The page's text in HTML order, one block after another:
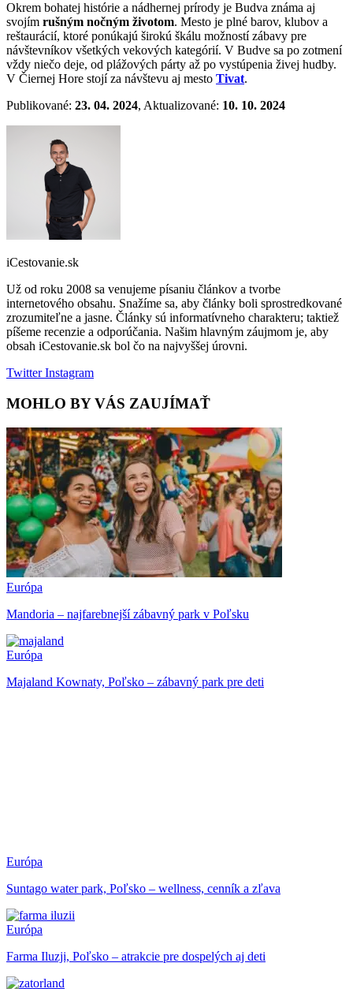
Okrem bohatej histórie a nádhernej prírody je Budva známa aj
svojím rušným nočným životom. Mesto je plné barov, klubov a
reštaurácií, ktoré ponúkajú širokú škálu možností zábavy pre
návštevníkov všetkých vekových kategórií. V Budve sa po zotmení
vždy niečo deje, od plážových párty až po vystúpenia živej hudby.
V Čiernej Hore stojí za návštevu aj mesto Tivat.
Publikované: 23. 04. 2024, Aktualizované: 10. 10. 2024
iCestovanie.sk
Už od roku 2008 sa venujeme písaniu článkov a tvorbe
internetového obsahu. Snažíme sa, aby články boli sprostredkované
zrozumiteľne a jasne. Články sú informatívneho charakteru; taktiež
píšeme recenzie a odporúčania. Našim hlavným záujmom je, aby
obsah iCestovanie.sk bol čo na najvyššej úrovni.
TwitterInstagram
MOHLO BY VÁS ZAUJÍMAŤ
Európa
Mandoria – najfarebnejší zábavný park v Poľsku
Európa
Majaland Kownaty, Poľsko – zábavný park pre deti
Európa
Suntago water park, Poľsko – wellness, cenník a zľava
Európa
Farma Iluzji, Poľsko – atrakcie pre dospelých aj deti